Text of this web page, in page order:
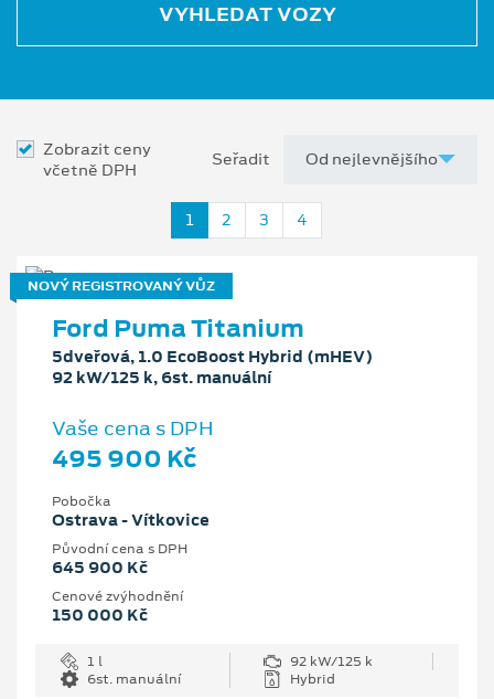
VYHLEDAT VOZY
Zobrazit ceny
včetně DPH
Seřadit
1 2 3 4
NOVÝ REGISTROVANÝ VŮZ
Ford Puma Titanium
5dveřová, 1.0 EcoBoost Hybrid (mHEV)
92 kW/125 k, 6st. manuální
Vaše cena s DPH
495 900 Kč
Pobočka
Ostrava - Vítkovice
Původní cena s DPH
645 900 Kč
Cenové zvýhodnění
150 000 Kč
1 l
92 kW/125 k
6st. manuální
Hybrid